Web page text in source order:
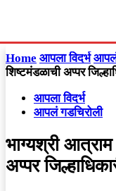
Home आपला विदर्भ आपलं
शिष्टमंडळाची अप्पर
आपला विदर्भ
आपलं गडचिरोली
भाग्यश्री आत्राम
अप्पर